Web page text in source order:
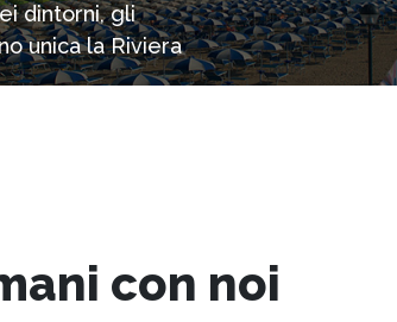
dintorni, gli
unica la Riviera
con noi